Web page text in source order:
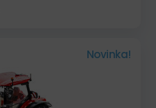
Novinka!